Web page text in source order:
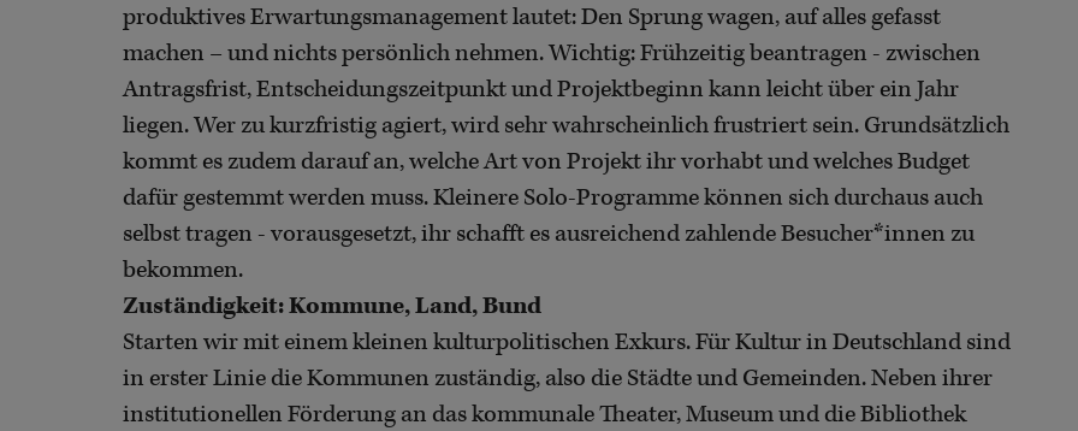
produktives Erwartungsmanagement lautet: Den Sprung wagen, auf alles gefasst
machen – und nichts persönlich nehmen. Wichtig: Frühzeitig beantragen - zwischen
Antragsfrist, Entscheidungszeitpunkt und Projektbeginn kann leicht über ein Jahr
liegen. Wer zu kurzfristig agiert, wird sehr wahrscheinlich frustriert sein. Grundsätzlich
kommt es zudem darauf an, welche Art von Projekt ihr vorhabt und welches Budget
dafür gestemmt werden muss. Kleinere Solo-Programme können sich durchaus auch
selbst tragen - vorausgesetzt, ihr schafft es ausreichend zahlende Besucher*innen zu
bekommen.
Zuständigkeit: Kommune, Land, Bund
Starten wir mit einem kleinen kulturpolitischen Exkurs. Für Kultur in Deutschland sind
in erster Linie die Kommunen zuständig, also die Städte und Gemeinden. Neben ihrer
institutionellen Förderung an das kommunale Theater, Museum und die Bibliothek